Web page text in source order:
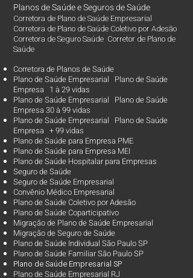
Planos de SaúdeeSeguros de Saúde
Corretora de Plano de Saúde Empresarial
Corretora de Plano de Saúde Coletivo por Adesão
Corretora de Seguro Saúde Corretor de Plano de
Saúde
Corretora de Planos de Saúde
Plano de Saúde Empresarial Plano de Saúde
Empresa 1 à 29 vidas
Plano de Saúde Empresarial Plano de Saúde
Empresa 30 à 99 vidas ​
Plano de Saúde Empresarial Plano de Saúde
Empresa + 99 vidas
Plano de Saúde para Empresa PME
Plano de Saúde para Empresa MEI
Plano de Saúde Hospitalar para Empresas
Seguro de Saúde
Seguro de Saúde Empresarial
Convênio Médico Empresarial
Plano de Saúde Coletivo por Adesão
Plano de Saúde Coparticipativo
Migração de Plano de Saúde Empresarial
Migração de Seguro de Saúde
Plano de Saúde Individual São Paulo SP
Plano de Saúde Familiar São Paulo SP
Plano de Saúde Empresarial SP
Plano de Saúde Empresarial RJ